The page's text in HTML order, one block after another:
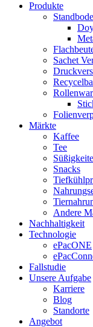
Produkte
Sachet
Märkte
Kaffee
Tee
Snacks
Andere
Nachhaltigkeit
Technologie
ePacONE
Fallstudie
Unsere Aufgabe
Karriere
Blog
Standorte
Angebot